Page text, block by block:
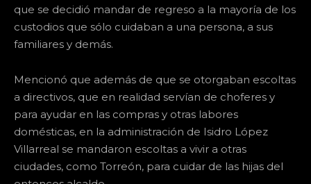
que se decidió mandar de regreso a la mayoría de los
custodios que sólo cuidaban a una persona, a sus
familiares y demás.
Mencionó que además de que se otorgaban escoltas
a directivos, que en realidad servían de choferes y
para ayudar en las compras y otras labores
domésticas, en la administración de Isidro López
Villarreal se mandaron escoltas a vivir a otras
ciudades, como Torreón, para cuidar de las hijas del